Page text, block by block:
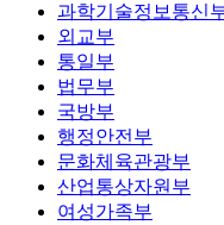
과학기술정보통신
외교부
통일부
법무부
국방부
행정안전부
문화체육관광부
산업통상자원부
여성가족부